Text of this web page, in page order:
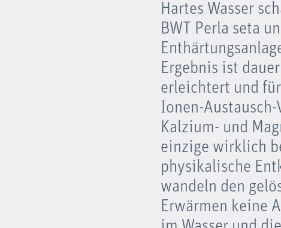
Hartes Wasser
BWT Perla seta
Ergebnis ist
erleichtert und
Ionen-
Kalzium- und
einzige wirklich
physikalische
wandeln den
Erwärmen keine